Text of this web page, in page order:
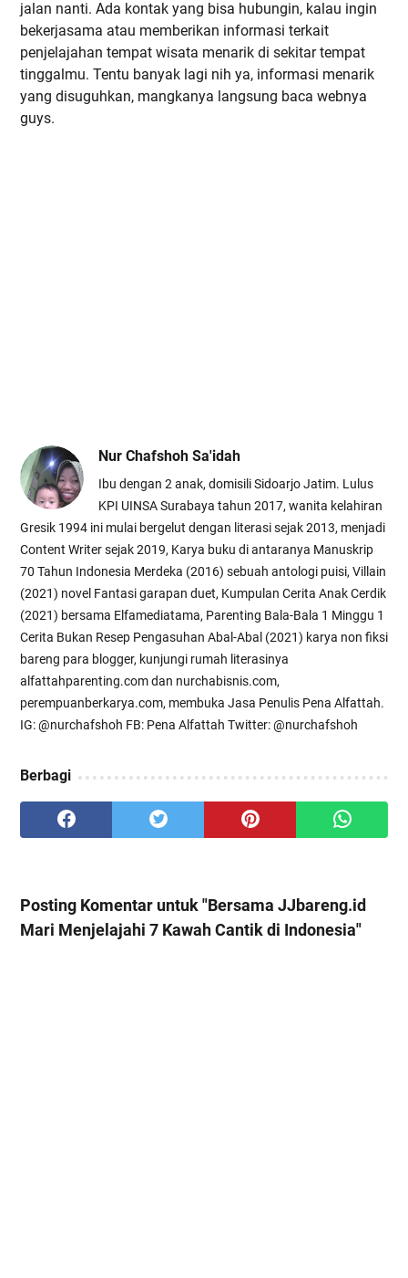
jalan nanti. Ada kontak yang bisa hubungin, kalau ingin
bekerjasama atau memberikan informasi terkait
penjelajahan tempat wisata menarik di sekitar tempat
tinggalmu. Tentu banyak lagi nih ya, informasi menarik
yang disuguhkan, mangkanya langsung baca webnya
guys.
Nur Chafshoh Sa'idah
Ibu dengan 2 anak, domisili Sidoarjo Jatim. Lulus
KPI UINSA Surabaya tahun 2017, wanita kelahiran
Gresik 1994 ini mulai bergelut dengan literasi sejak 2013, menjadi
Content Writer sejak 2019, Karya buku di antaranya Manuskrip
70 Tahun Indonesia Merdeka (2016) sebuah antologi puisi, Villain
(2021) novel Fantasi garapan duet, Kumpulan Cerita Anak Cerdik
(2021) bersama Elfamediatama, Parenting Bala-Bala 1 Minggu 1
Cerita Bukan Resep Pengasuhan Abal-Abal (2021) karya non fiksi
bareng para blogger, kunjungi rumah literasinya
alfattahparenting.com dan nurchabisnis.com,
perempuanberkarya.com, membuka Jasa Penulis Pena Alfattah.
IG: @nurchafshoh FB: Pena Alfattah Twitter: @nurchafshoh
Berbagi
Posting Komentar untuk "Bersama JJbareng.id
Mari Menjelajahi 7 Kawah Cantik di Indonesia"